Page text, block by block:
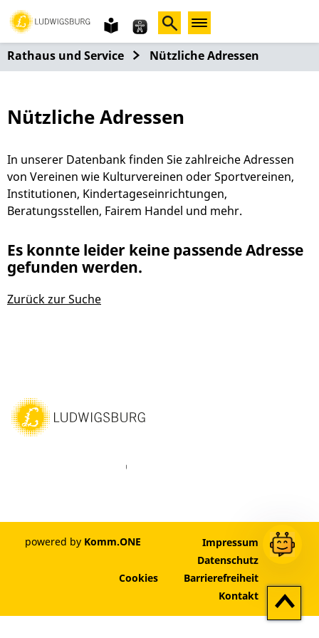
Gebärdensprache
leichte
Sprache
Rathaus und Service Nützliche Adressen
Nützliche Adressen
In unserer Datenbank finden Sie zahlreiche Adressen
von Vereinen wie Kulturvereinen oder Sportvereinen,
Institutionen, Kindertageseinrichtungen,
Beratungsstellen, Fairem Handel und mehr.
Es konnte leider keine passende Adresse
gefunden werden.
Zurück zur Suche
LinkedIn
powered by Komm.ONE
Impressum
Datenschutz
Cookies
Barrierefreiheit
Kontakt
Zum